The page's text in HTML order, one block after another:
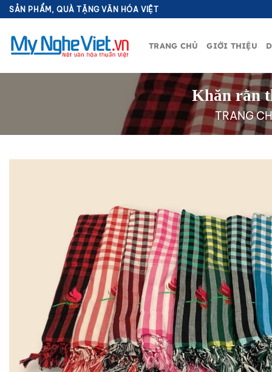
Bỏ
qua
nội
dung
SẢN PHẨM, QUÀ TẶNG VĂN HÓA VIỆT
TRANG CHỦ GIỚI THIỆU
Khăn rằn
TRANG